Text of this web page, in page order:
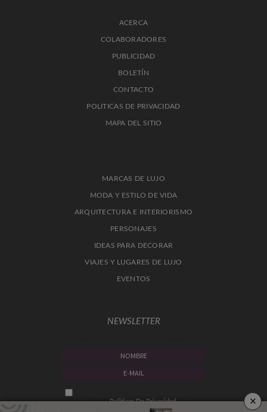
ACERCA
COLABORADORES
PUBLICIDAD
BOLETÍN
CONTACTO
POLITICAS DE PRIVACIDAD
MAPA DEL SITIO
MARCAS DE LUJO
MODA Y ESTILO DE VIDA
ARQUITECTURA E INTERIORISMO
PERSONAJES
IDEAS PARA DECORAR
VIAJES Y LUGARES DE LUJO
EVENTOS
NEWSLETTER
aceptaPoliticas De Privacidad. ×